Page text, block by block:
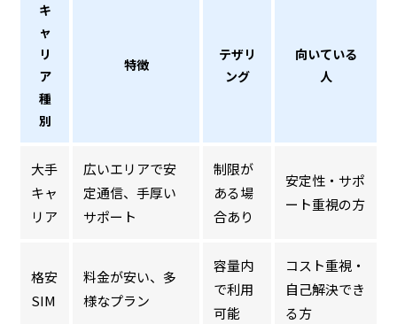
キ
ャ
リ
ア
種
別
特徴
テザリ
ング
向いている
人
大手
キャ
リア
広いエリアで安
定通信、手厚い
サポート
制限が
ある場
合あり
安定性・サポ
ート重視の方
格安
SIM
料金が安い、多
様なプラン
容量内
で利用
可能
コスト重視・
自己解決でき
る方